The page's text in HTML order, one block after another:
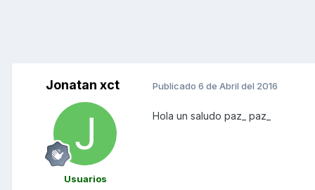
Jonatan xct
Usuarios
Publicado 6 de Abril del 2016
Hola un saludo paz_ paz_